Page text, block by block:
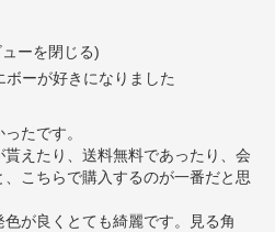
ーを閉じる)
ボーが好きになりました
たです。
えたり、送料無料であったり、会
こちらで購入するのが一番だと思
が良くとても綺麗です。見る角